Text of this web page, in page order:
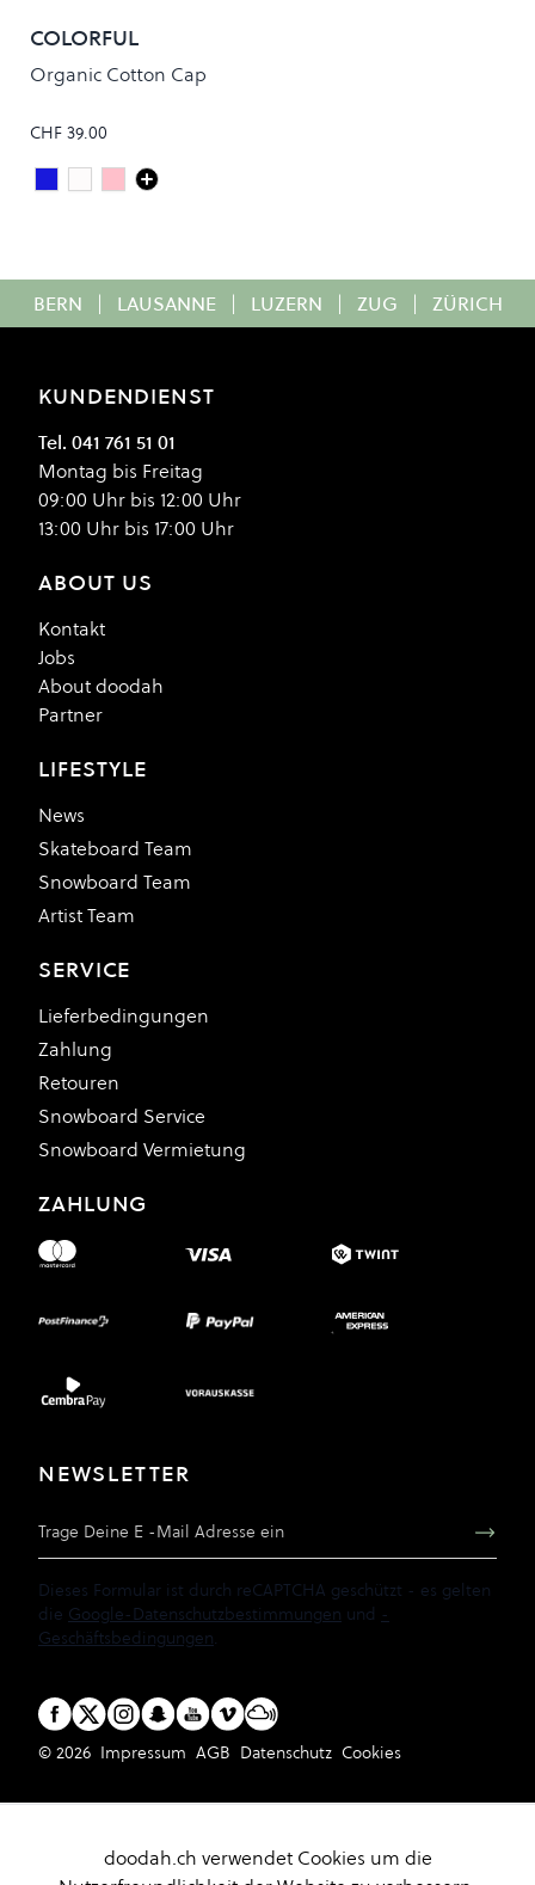
COLORFUL
STANDARD
Organic Cotton Cap
CHF 39.00
Colour
Faded Indigo
Ivory White
FADED PINK
BERN | LAUSANNE | LUZERN | ZUG | ZÜRICH
KUNDENDIENST
Tel. 041 761 51 01
Montag bis Freitag
09:00 Uhr bis 12:00 Uhr
13:00 Uhr bis 17:00 Uhr
ABOUT US
Kontakt
Jobs
About doodah
Partner
LIFESTYLE
News
Skateboard Team
Snowboard Team
Artist Team
SERVICE
Lieferbedingungen
Zahlung
Retouren
Snowboard Service
Snowboard Vermietung
ZAHLUNG
NEWSLETTER
Dieses Formular ist durch reCAPTCHA geschützt - es gelten
die Google-Datenschutzbestimmungen und -
Geschäftsbedingungen.
© 2026 Impressum AGB Datenschutz Cookies
doodah.ch verwendet Cookies um die